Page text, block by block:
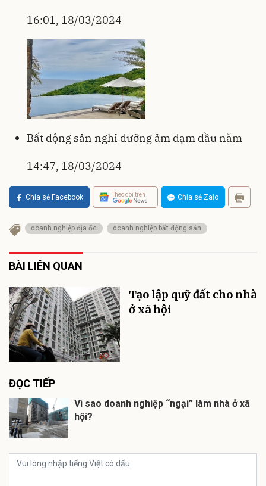
16:01, 18/03/2024
Bất động sản nghỉ dưỡng ảm đạm đầu năm
14:47, 18/03/2024
Chia sẻ Facebook Theo dõi trên Chia sẻ Zalo
doanh nghiệp địa ốc doanh nghiệp bất động sản
BÀI LIÊN QUAN
Tạo lập quỹ đất cho nhà
ở xã hội
ĐỌC TIẾP
Vì sao doanh nghiệp “ngại” làm nhà ở xã
hội?